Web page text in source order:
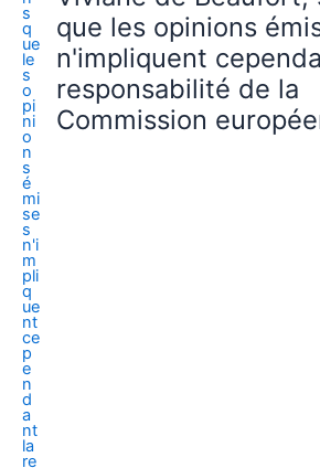
que les opinions
n'impliquent
responsabilité de la
Commission